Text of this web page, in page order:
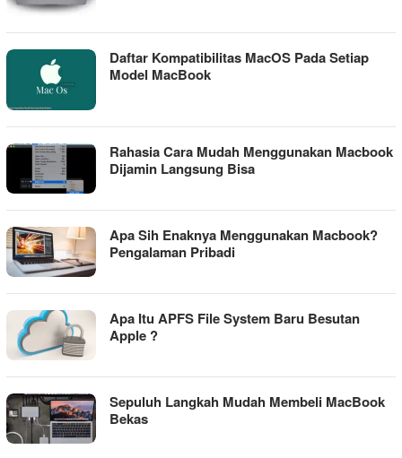
Daftar Kompatibilitas MacOS Pada Setiap
Model MacBook
Rahasia Cara Mudah Menggunakan Macbook
Dijamin Langsung Bisa
Apa Sih Enaknya Menggunakan Macbook?
Pengalaman Pribadi
Apa Itu APFS File System Baru Besutan
Apple ?
Sepuluh Langkah Mudah Membeli MacBook
Bekas